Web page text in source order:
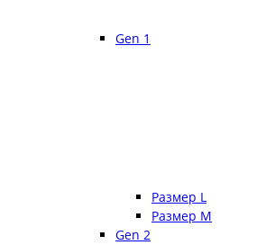
Gen 1
Размер L
Размер М
Gen 2